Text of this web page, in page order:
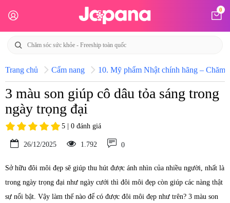
0
Trang chủ Cẩm nang 10. Mỹ phẩm Nhật chính hãng – Chăm
3 màu son giúp cô dâu tỏa sáng trong
ngày trọng đại
5 | 0 đánh giá
26/12/2025 1.792 0
Sở hữu đôi môi đẹp sẽ giúp thu hút được ánh nhìn của nhiều người, nhất là
trong ngày trọng đại như ngày cưới thì đôi môi đẹp còn giúp các nàng thật
sự nổi bật. Vậy làm thế nào để có được đôi môi đẹp như trên? 3 màu son